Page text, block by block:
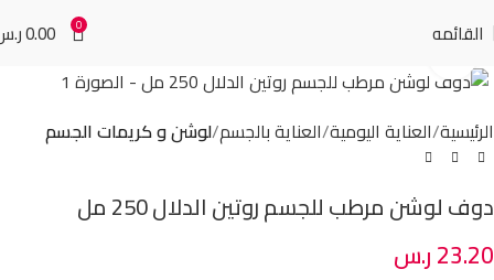
القائمه 0
0.00
الرئيسية العناية اليومية العناية بالجسم لوشن و كريمات الجسم
دوف لوشن مرطب للجسم روتين الدلال 250 مل
23.20ر.س